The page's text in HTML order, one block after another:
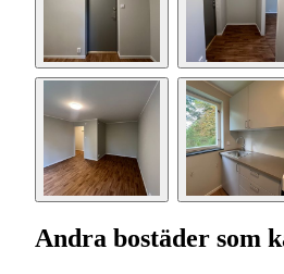
Andra bostäder som